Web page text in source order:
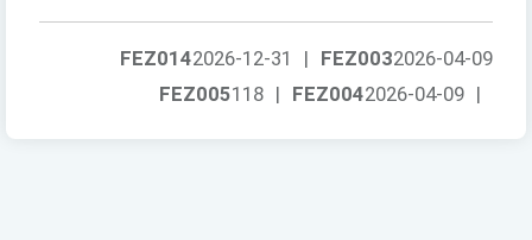
FEZ0032026-04-09
FEZ0142026-12-31
|
FEZ0042026-04-09 |
FEZ005118 |